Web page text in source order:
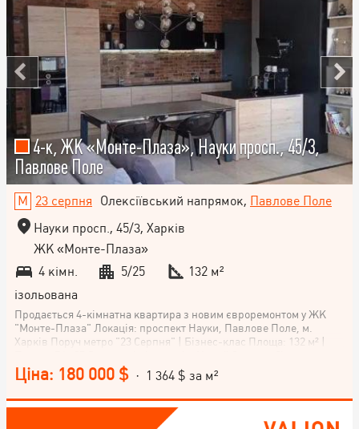
4-к, ЖК «Монте-Плаза», Науки просп., 45/3,
Павлове Поле
23 серпня Олексіївський напрямок, Павлове Поле
Науки просп., 45/3, Харків
ЖК «Монте-Плаза»
4 кімн.
5/25
132 м²
ізольована
Продається 4-кімнатна квартира з новим євроремонтом у ЖК
"Монте-Плаза" Локація: проспект Науки, Павлове Поле, м.
Харків Поруч метро "23 Серпня" | Бізнес-клас Площа: 132 м² |
Кухня-студія — 40 м² Три окремі спальні Два санвузли
Гардеробна та кладова кімната Новий якісний євроремонт
Встановлені лічильники на опалення, воду та електроенергію
Залишається вся меблі та техніка Переваги: Комфортний поверх
— 5 з 25 Сучасне планування, продумане до дрібниць Теплий та
Ціна: 180 000 $ · 1 364 $ за м²